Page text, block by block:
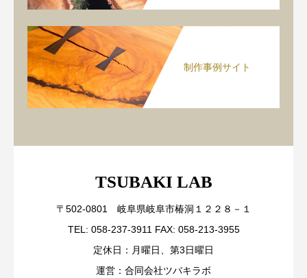
制作事例サイト
TSUBAKI LAB
〒502-0801 岐阜県岐阜市椿洞１２２８－１
TEL: 058-237-3911 FAX: 058-213-3955
定休日：月曜日、第3日曜日
運営：合同会社ツバキラボ